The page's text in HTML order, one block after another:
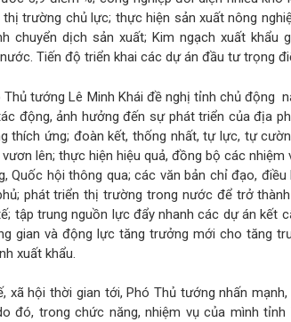
trường chủ lực; thực hiện sản xuất nông
chuyển dịch sản xuất; Kim ngạch xuất khẩu
Tiến độ triển khai các dự án đầu tư trọng
tướng Lê Minh Khái đề nghị tỉnh chủ động
động, ảnh hưởng đến sự phát triển của địa
thích ứng; đoàn kết, thống nhất, tự lực, tự
lên; thực hiện hiệu quả, đồng bộ các nhiệm
Quốc hội thông qua; các văn bản chỉ đạo, điều
phát triển thị trường trong nước để trở
tập trung nguồn lực đẩy nhanh các dự án kết
gian và động lực tăng trưởng mới cho tăng
xuất khẩu.
xã hội thời gian tới, Phó Thủ tướng nhấn
đó, trong chức năng, nhiệm vụ của mình